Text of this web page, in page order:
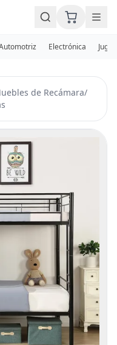
Electrónica
de Recámara/